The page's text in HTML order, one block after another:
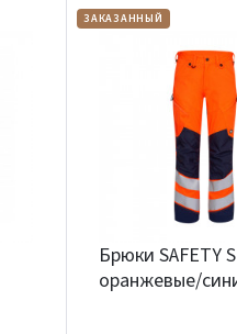
ЗАКАЗАННЫЙ
Брюки SAFETY
оранжевые/